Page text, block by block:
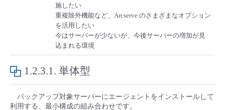
すべてのメニューを見る
サポート
すべてのメニューを見る
- ユーザー機能の管理
- 登録情報の管理
- APIリファレンス
- マルチクラウド利用
- リモートワーク
- ITインフラストラクチャー
- その他
定期メンテナンス
協業パートナー
施したい
重複除外機能など、Arcserve のさまざまなオプション
を活用したい
今はサーバーが少ないが、今後サーバーの増加が見
込まれる環境
1.2.3.1. 単体型
バックアップ対象サーバーにエージェントをインストールして
利用する、最小構成の組み合わせです。